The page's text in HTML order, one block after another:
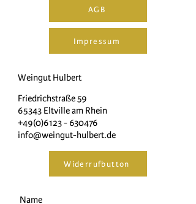
AGB
Impressum
Weingut Hulbert
Friedrichstraße 59
65343 Eltville am Rhein
+49(0)6123 - 630476
info@weingut-hulbert.de
Widerrufbutton